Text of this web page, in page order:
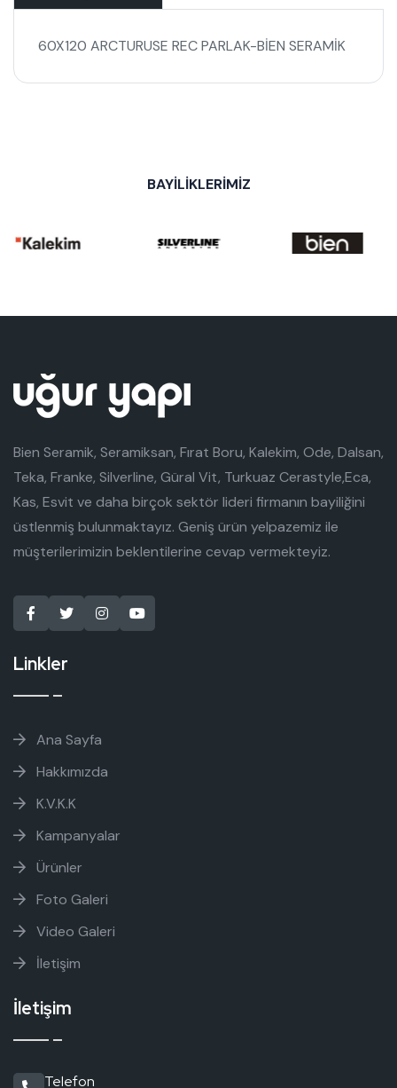
60X120 ARCTURUSE REC PARLAK-BİEN SERAMİK
BAYİLİKLERİMİZ
Bien Seramik, Seramiksan, Fırat Boru, Kalekim, Ode, Dalsan,
Teka, Franke, Silverline, Güral Vit, Turkuaz Cerastyle,Eca,
Kas, Esvit ve daha birçok sektör lideri firmanın bayiliğini
üstlenmiş bulunmaktayız. Geniş ürün yelpazemiz ile
müşterilerimizin beklentilerine cevap vermekteyiz.
Linkler
Ana Sayfa
Hakkımızda
K.V.K.K
Kampanyalar
Ürünler
Foto Galeri
Video Galeri
İletişim
İletişim
Telefon